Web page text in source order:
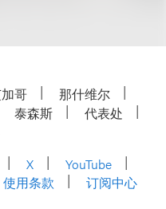
哥
那什维尔
泰森斯
代表处
X
YouTube
使用条款 订阅中心